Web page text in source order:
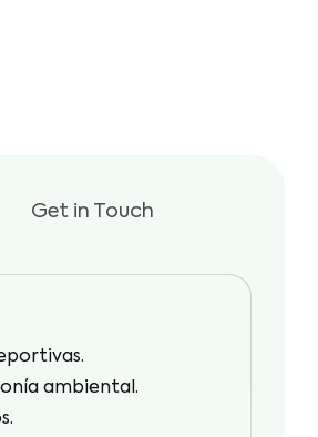
Get in Touch
ambiental.